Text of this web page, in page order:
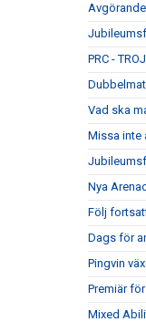
PRC -
Vad ska
Missa inte
Nya
Följ
Dags för
Pingvin
Premiär
Mixed